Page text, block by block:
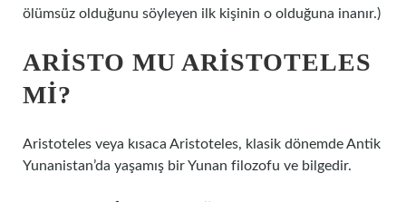
ölümsüz olduğunu söyleyen ilk kişinin o olduğuna inanır.)
ARISTO MU ARISTOTELES
MI?
Aristoteles veya kısaca Aristoteles, klasik dönemde Antik
Yunanistan’da yaşamış bir Yunan filozofu ve bilgedir.